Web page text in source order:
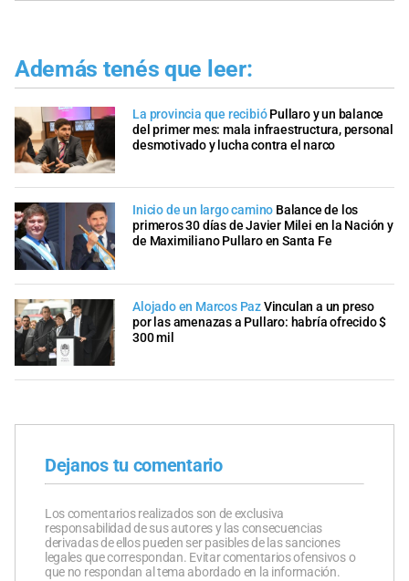
Además tenés que leer:
La provincia que recibió Pullaro y un balance
del primer mes: mala infraestructura, personal
desmotivado y lucha contra el narco
Inicio de un largo camino Balance de los
primeros 30 días de Javier Milei en la Nación y
de Maximiliano Pullaro en Santa Fe
Alojado en Marcos PazVinculan a un preso
por las amenazas a Pullaro: habría ofrecido $
300 mil
Dejanos tu comentario
Los comentarios realizados son de exclusiva
responsabilidad de sus autores y las consecuencias
derivadas de ellos pueden ser pasibles de las sanciones
legales que correspondan. Evitar comentarios ofensivos o
que no respondan al tema abordado en la información.